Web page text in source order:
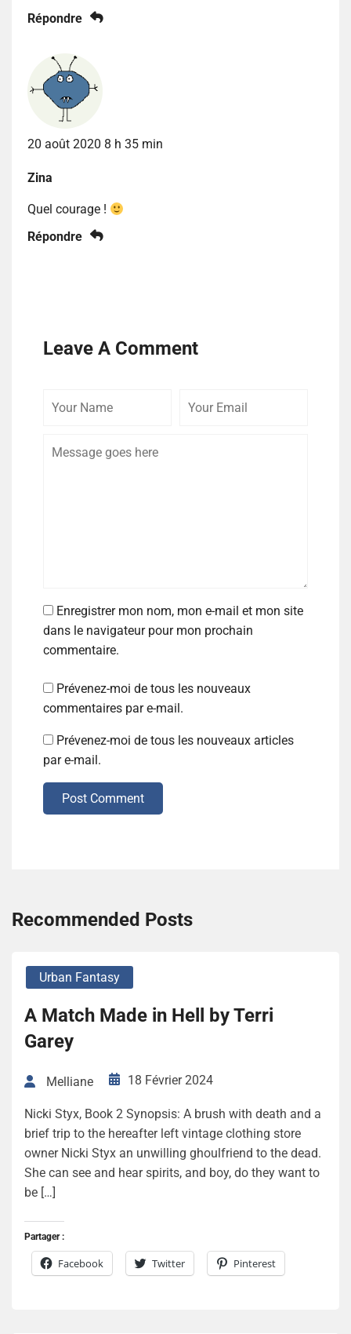
Répondre
20 août 2020 8 h 35 min
Zina
Quel courage !
Répondre
Leave A Comment
Enregistrer mon nom, mon e-mail et mon site
dans le navigateur pour mon prochain
commentaire.
Prévenez-moi de tous les nouveaux
commentaires par e-mail.
Prévenez-moi de tous les nouveaux articles
par e-mail.
Post Comment
Recommended Posts
Urban Fantasy
A Match Made in Hell by Terri
Garey
Melliane 18 Février 2024
Nicki Styx, Book 2 Synopsis: A brush with death and a
brief trip to the hereafter left vintage clothing store
owner Nicki Styx an unwilling ghoulfriend to the dead.
She can see and hear spirits, and boy, do they want to
be […]
Partager :
Facebook Twitter Pinterest